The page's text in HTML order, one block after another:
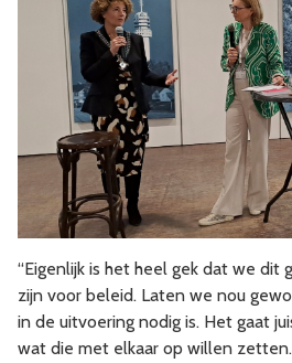
“Eigenlijk is het heel gek dat we dit
zijn voor beleid. Laten we nou
in de uitvoering nodig is. Het gaat
wat die met elkaar op willen